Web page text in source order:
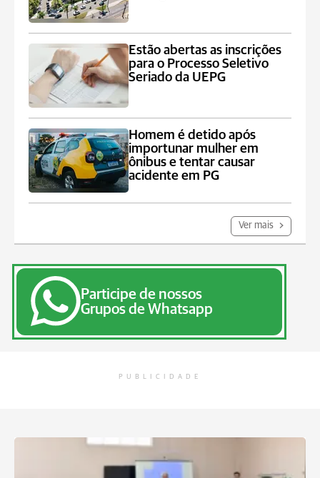
Estão abertas as inscrições
para o Processo Seletivo
Seriado da UEPG
Homem é detido após
importunar mulher em
ônibus e tentar causar
acidente em PG
Ver mais
Participe de nossos
Grupos de Whatsapp
PUBLICIDADE